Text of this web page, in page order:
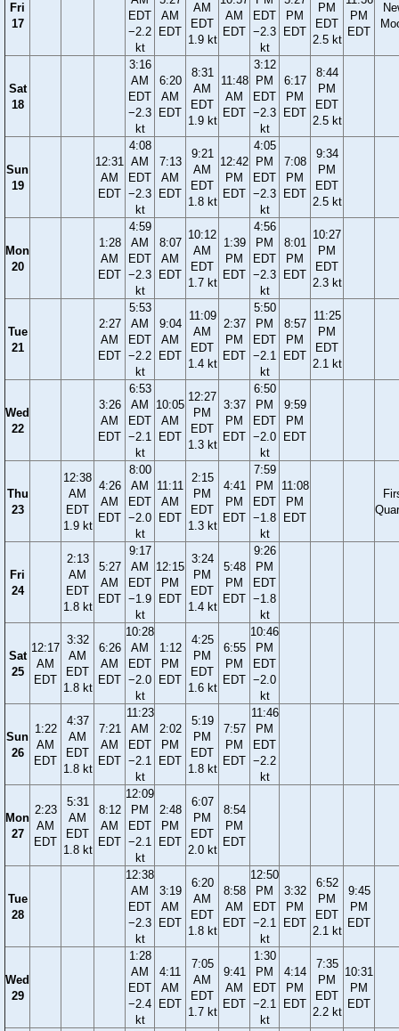
Fri
17
EDT
−2.2
kt
AM
EDT
AM
EDT
1.9 kt
AM
EDT
EDT
−2.3
kt
PM
EDT
PM
EDT
2.5 kt
PM
EDT
Sat
18
3:16
AM
EDT
−2.3
kt
6:20
AM
EDT
8:31
AM
EDT
1.9 kt
11:48
AM
EDT
3:12
PM
EDT
−2.3
kt
6:17
PM
EDT
8:44
PM
EDT
2.5 kt
Sun
19
12:31
AM
EDT
4:08
AM
EDT
−2.3
kt
7:13
AM
EDT
9:21
AM
EDT
1.8 kt
12:42
PM
EDT
4:05
PM
EDT
−2.3
kt
7:08
PM
EDT
9:34
PM
EDT
2.5 kt
Mon
20
1:28
AM
EDT
4:59
AM
EDT
−2.3
kt
8:07
AM
EDT
10:12
AM
EDT
1.7 kt
1:39
PM
EDT
4:56
PM
EDT
−2.3
kt
8:01
PM
EDT
10:27
PM
EDT
2.3 kt
Tue
21
2:27
AM
EDT
5:53
AM
EDT
−2.2
kt
9:04
AM
EDT
11:09
AM
EDT
1.4 kt
2:37
PM
EDT
5:50
PM
EDT
−2.1
kt
8:57
PM
EDT
11:25
PM
EDT
2.1 kt
Wed
22
3:26
AM
EDT
6:53
AM
EDT
−2.1
kt
10:05
AM
EDT
12:27
PM
EDT
1.3 kt
3:37
PM
EDT
6:50
PM
EDT
−2.0
kt
9:59
PM
EDT
Thu
23
12:38
AM
EDT
1.9 kt
4:26
AM
EDT
8:00
AM
EDT
−2.0
kt
11:11
AM
EDT
2:15
PM
EDT
1.3 kt
4:41
PM
EDT
7:59
PM
EDT
−1.8
kt
11:08
PM
EDT
Fri
24
2:13
AM
EDT
1.8 kt
5:27
AM
EDT
9:17
AM
EDT
−1.9
kt
12:15
PM
EDT
3:24
PM
EDT
1.4 kt
5:48
PM
EDT
9:26
PM
EDT
−1.8
kt
Sat
25
12:17
AM
EDT
3:32
AM
EDT
1.8 kt
6:26
AM
EDT
10:28
AM
EDT
−2.0
kt
1:12
PM
EDT
4:25
PM
EDT
1.6 kt
6:55
PM
EDT
10:46
PM
EDT
−2.0
kt
Sun
26
1:22
AM
EDT
4:37
AM
EDT
1.8 kt
7:21
AM
EDT
11:23
AM
EDT
−2.1
kt
2:02
PM
EDT
5:19
PM
EDT
1.8 kt
7:57
PM
EDT
11:46
PM
EDT
−2.2
kt
Mon
27
2:23
AM
EDT
5:31
AM
EDT
1.8 kt
8:12
AM
EDT
12:09
PM
EDT
−2.1
kt
2:48
PM
EDT
6:07
PM
EDT
2.0 kt
8:54
PM
EDT
Tue
28
12:38
AM
EDT
−2.3
kt
3:19
AM
EDT
6:20
AM
EDT
1.8 kt
8:58
AM
EDT
12:50
PM
EDT
−2.1
kt
3:32
PM
EDT
6:52
PM
EDT
2.1 kt
9:45
PM
EDT
Wed
29
1:28
AM
EDT
−2.4
kt
4:11
AM
EDT
7:05
AM
EDT
1.7 kt
9:41
AM
EDT
1:30
PM
EDT
−2.1
kt
4:14
PM
EDT
7:35
PM
EDT
2.2 kt
10:31
PM
EDT